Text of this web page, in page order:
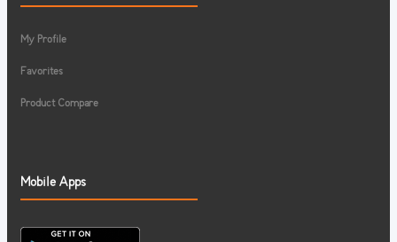
My Profile
Favorites
Product Compare
Mobile Apps